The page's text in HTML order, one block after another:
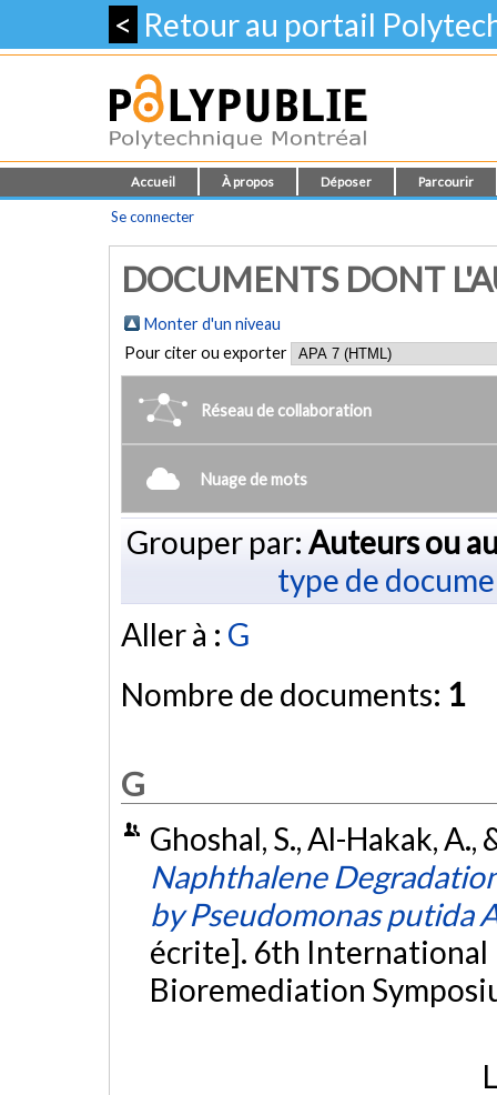
< Retour au portail
Accueil À propos Déposer Parcourir
Se connecter
DOCUMENTS DONT
Monter d'un niveau
Pour citer ou exporter
Réseau de collaboration
Nuage de mots
Grouper par: Auteurs ou
type de
Aller à : G
Nombre de documents: 1
G
Ghoshal, S., Al-Hakak,
Naphthalene
by Pseudomonas putida
écrite]. 6th International
Bioremediation